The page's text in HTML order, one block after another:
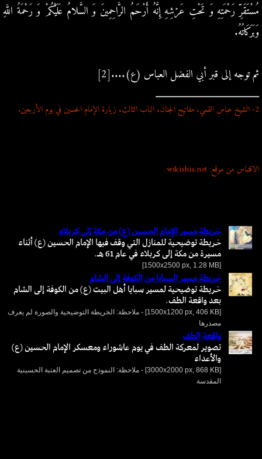
مُسْتَقَرِّ رَحْمَتِهِ وَ تَحْتِ عَرْشِهِ إِنَّهُ أَرْحَمُ الرَّاحِمِينَ وَ السَّلامُ عَلَيْكُمْ وَ رَحْمَةُ اللَّهِ
وَبَرَكَاتُهُ.
ثم توجه إلى قبر أبي الفضل العباس (ع)....[2]
2- الشيخ عباس القمي، مفاتيح الجنان، الباب الثالث، زيارة الإمام الحسين في يوم الأربعين.
الاقتباس من موقع: wikishia.net
خريطة مسير الإمام الحسين (ع) من مكة إلى كربلاء
خريطة توضيحية للمنازل التي وقف فيها الإمام الحسين (ع) أثناء
مسيرة من مكة إلى كربلاء في عام 61 هـ.
[1500x2500 px, 1.28 MB]
خريطة مسير السبايا من الكوفة إلى الشام
خريطة توضيحية لمسير سبايا أهل البيت (ع) من الكوفة إلى الشام
بعد واقعة الطف.
[1500x1200 px, 406 KB] - ملاحظة: الخريطة التوضيحية والصورة لم يعرف
مصدرها
واقعة الطف
تصوير لمعركة الطف في يوم عاشوراء ومعسكر الإمام الحسين (ع)
والأعداء
[3000x2000 px, 868 KB] - ملاحظة: النموذج من تصميم العتبة الحسينية
المقدسة